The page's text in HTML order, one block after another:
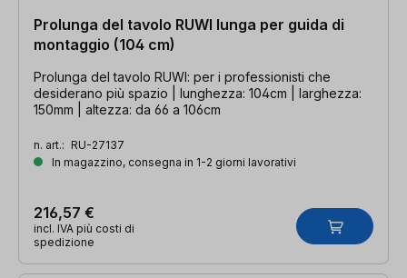
Prolunga del tavolo RUWI lunga per guida di
montaggio (104 cm)
Prolunga del tavolo RUWI: per i professionisti che
desiderano più spazio | lunghezza: 104cm | larghezza:
150mm | altezza: da 66 a 106cm
n. art.: RU-27137
In magazzino, consegna in 1-2 giorni lavorativi
216,57 €
incl. IVA più costi di
spedizione